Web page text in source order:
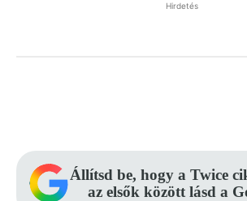
Hirdetés
Állítsd be, hogy a Twice
az elsők között lásd a